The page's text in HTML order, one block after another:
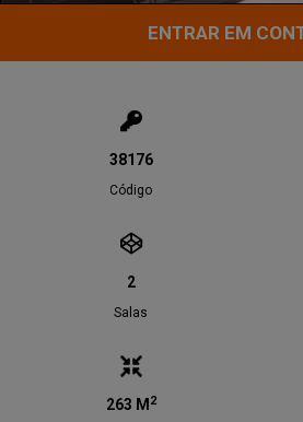
ENTRAR EM
38176
Código
2
Salas
263 M 2